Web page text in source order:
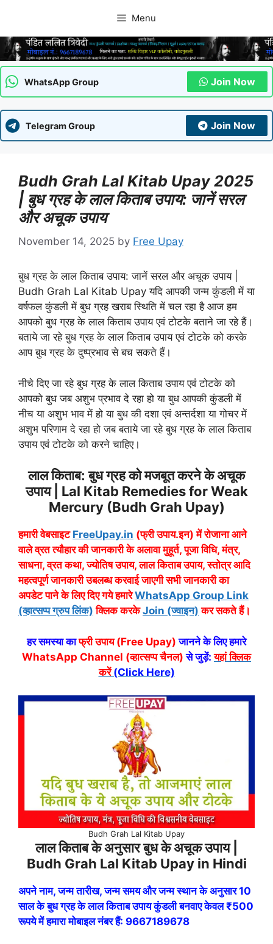
content
Menu
WhatsApp Group Join Now
Telegram Group Join Now
Budh Grah Lal Kitab Upay 2025
| बुध ग्रह के लाल किताब उपाय: जानें सरल
और अचूक उपाय
November 14, 2025 by Free Upay
बुध ग्रह के लाल किताब उपाय: जानें सरल और अचूक उपाय |
Budh Grah Lal Kitab Upay यदि आपकी जन्म कुंडली में या
वर्षफल कुंडली में बुध ग्रह खराब स्थिति में चल रहा है आज हम
आपको बुध ग्रह के लाल किताब उपाय एवं टोटके बताने जा रहे हैं।
बताये जा रहे बुध ग्रह के लाल किताब उपाय एवं टोटके को करके
आप बुध ग्रह के दुष्प्रभाव से बच सकते हैं।
नीचे दिए जा रहे बुध ग्रह के लाल किताब उपाय एवं टोटके को
आपको बुध जब अशुभ प्रभाव दे रहा हो या बुध आपकी कुंडली में
नीच या अशुभ भाव में हो या बुध की दशा एवं अन्तर्दशा या गोचर में
अशुभ परिणाम दे रहा हो जब बताये जा रहे बुध ग्रह के लाल किताब
उपाय एवं टोटके को करने चाहिए।
लाल किताब: बुध ग्रह को मजबूत करने के अचूक
उपाय | Lal Kitab Remedies for Weak
Mercury (Budh Grah Upay)
हमारी वेबसाइट FreeUpay.in (फ्री उपाय.इन) में रोजाना आने
वाले व्रत त्यौहार की जानकारी के अलावा मुहूर्त, पूजा विधि, मंत्र,
साधना, व्रत कथा, ज्योतिष उपाय, लाल किताब उपाय, स्तोत्र आदि
महत्वपूर्ण जानकारी उबलब्ध करवाई जाएगी सभी जानकारी का
अपडेट पाने के लिए दिए गये हमारेWhatsApp Group Link
(व्हात्सप्प ग्रुप लिंक) क्लिक करकेJoin (ज्वाइन) कर सकते हैं।
हर समस्या काफ्री उपाय (Free Upay) जानने के लिए हमारे
WhatsApp Channel (व्हात्सप्प चैनल) से जुड़ें:यहां क्लिक
करें(Click Here)
Budh Grah Lal Kitab Upay
लाल किताब के अनुसार बुध के अचूक उपाय |
Budh Grah Lal Kitab Upay in Hindi
अपने नाम, जन्म तारीख, जन्म समय और जन्म स्थान के अनुसार 10
साल के बुध ग्रह के लाल किताब उपाय कुंडली बनवाए केवल ₹500
रूपये में हमारा मोबाइल नंबर हैं: 9667189678